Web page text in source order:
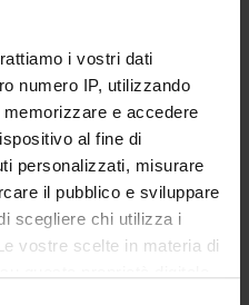
i vostri dati
numero IP, utilizzando
e accedere
al fine di
personalizzati, misurare
il pubblico e sviluppare
scegliere chi utilizza i
vostre scelte in materia di
their studies
design and communication
notions
prerequisites are required
knowledge (i.e., saperi